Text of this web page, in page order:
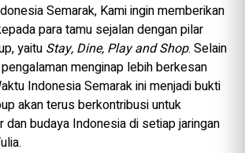
Semarak, Kami ingin memberikan
para tamu sejalan dengan pilar
yaitu Stay, Dine, Play and Shop. Selain
menginap lebih berkesan
Indonesia Semarak ini menjadi bukti
akan terus berkontribusi untuk
dan budaya Indonesia di setiap jaringan